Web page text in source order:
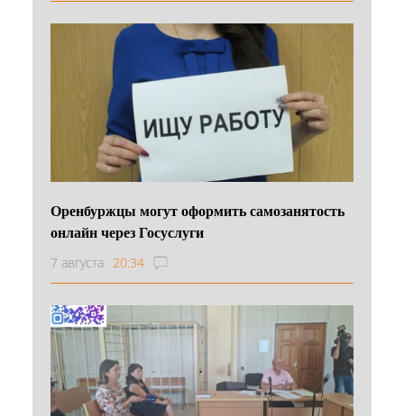
Оренбуржцы могут оформить самозанятость
онлайн через Госуслуги
7 августа 20:34